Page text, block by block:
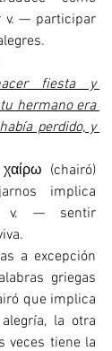
v. — participar
fiesta y
hermano era
perdido, y
implica
v. — sentir
griegas
que implica
la otra
veces tiene la